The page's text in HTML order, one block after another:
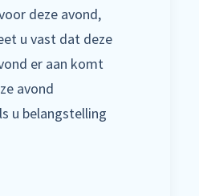
deze avond,
u vast dat deze
er aan komt
avond
u belangstelling